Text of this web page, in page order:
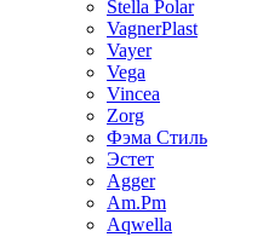
Stella Polar
VagnerPlast
Vayer
Vega
Vincea
Zorg
Фэма Стиль
Эстет
Agger
Am.Pm
Aqwella